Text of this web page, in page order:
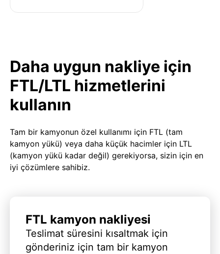
Daha uygun nakliye için
FTL/LTL hizmetlerini
kullanın
Tam bir kamyonun özel kullanımı için FTL (tam
kamyon yükü) veya daha küçük hacimler için LTL
(kamyon yükü kadar değil) gerekiyorsa, sizin için en
iyi çözümlere sahibiz.
FTL kamyon nakliyesi
Teslimat süresini kısaltmak için
gönderiniz için tam bir kamyon